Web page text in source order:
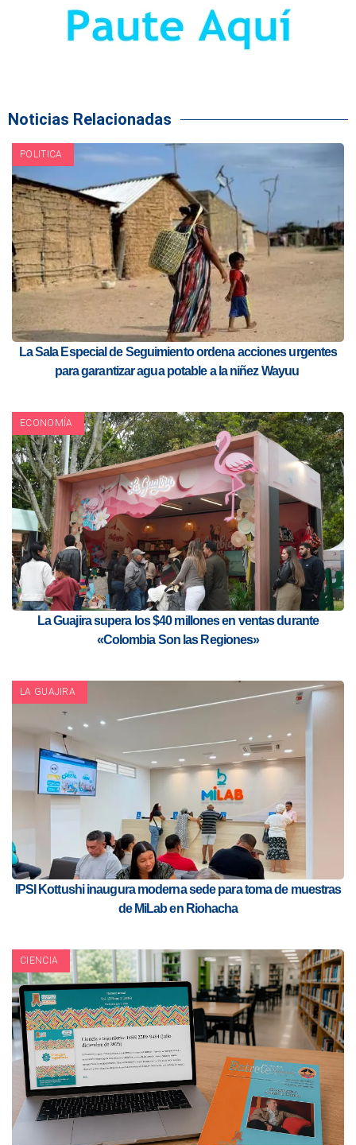
Noticias Relacionadas
POLITICA
La Sala Especial de Seguimiento ordena acciones urgentes
para garantizar agua potable a la niñez Wayuu
ECONOMÍA
La Guajira supera los $40 millones en ventas durante
«Colombia Son las Regiones»
LA GUAJIRA
IPSI Kottushi inaugura moderna sede para toma de muestras
de MiLab en Riohacha
CIENCIA